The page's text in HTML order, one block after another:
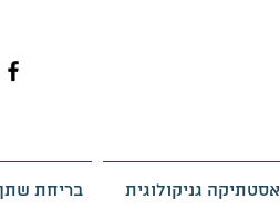
אסטתיקה גניקולוגית בריחת שתן